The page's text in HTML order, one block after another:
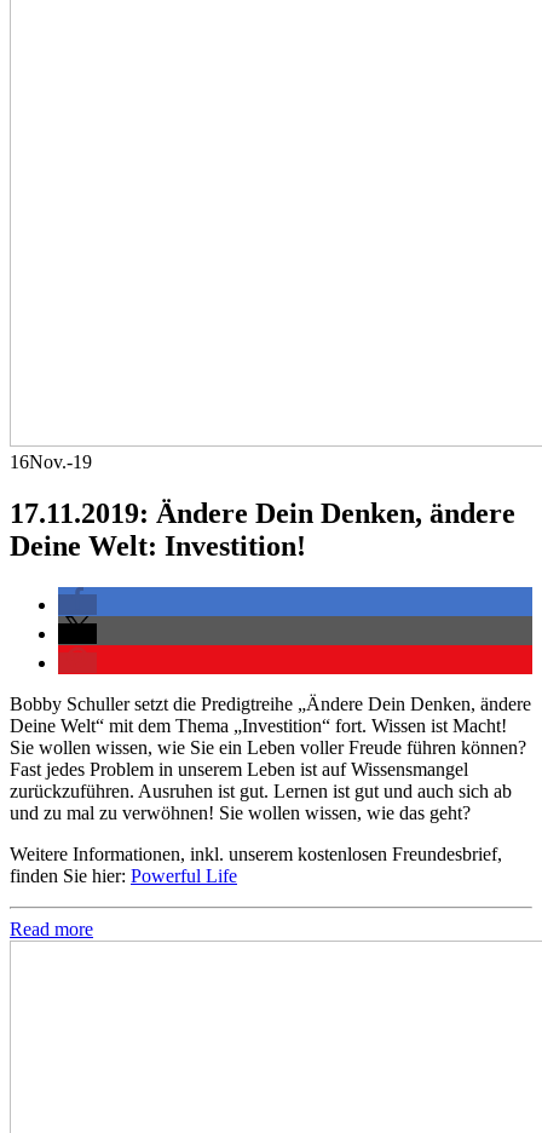
16Nov.-19
17.11.2019: Ändere Dein Denken, ändere
Deine Welt: Investition!
Bobby Schuller setzt die Predigtreihe „Ändere Dein Denken, ändere
Deine Welt“ mit dem Thema „Investition“ fort. Wissen ist Macht!
Sie wollen wissen, wie Sie ein Leben voller Freude führen können?
Fast jedes Problem in unserem Leben ist auf Wissensmangel
zurückzuführen. Ausruhen ist gut. Lernen ist gut und auch sich ab
und zu mal zu verwöhnen! Sie wollen wissen, wie das geht?
Weitere Informationen, inkl. unserem kostenlosen Freundesbrief,
finden Sie hier: Powerful Life
Read more